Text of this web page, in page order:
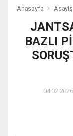
Anasayfa Asayiş
BAZLI